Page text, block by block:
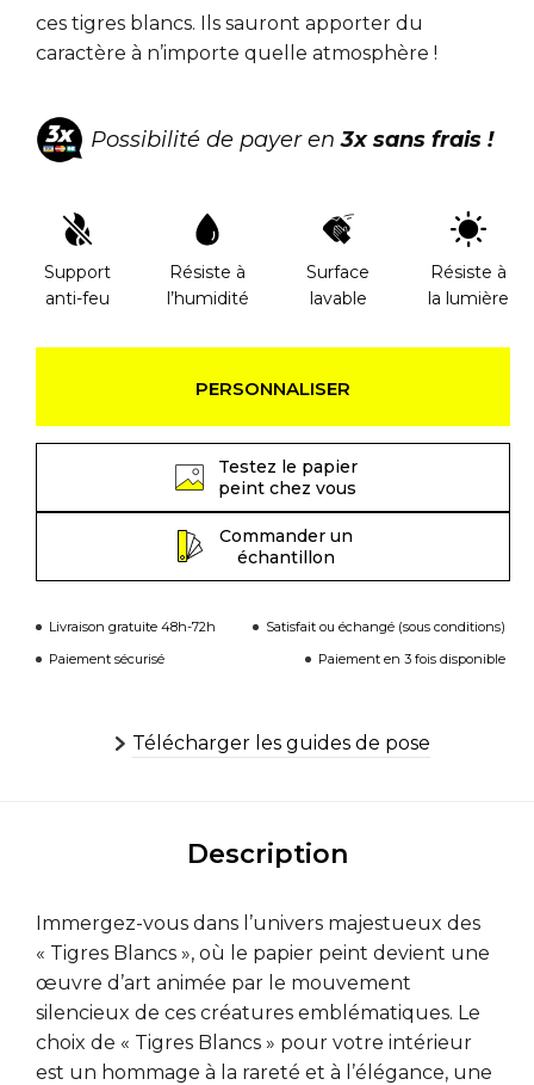
ces tigres blancs. Ils sauront apporter du
caractère à n’importe quelle atmosphère !
Possibilité de payer en3x sans frais !
Support
anti-feu
Résiste à
l’humidité
Surface
lavable
Résiste à
la lumière
PERSONNALISER
Testez le papier
peint chez vous
Commander un
échantillon
Livraison gratuite 48h-72h
Satisfait ou échangé (sous conditions)
Paiement sécurisé
Paiement en 3 fois disponible
Télécharger les guides de pose
Description
Immergez-vous dans l’univers majestueux des
« Tigres Blancs », où le papier peint devient une
œuvre d’art animée par le mouvement
silencieux de ces créatures emblématiques. Le
choix de « Tigres Blancs » pour votre intérieur
est un hommage à la rareté et à l’élégance, une